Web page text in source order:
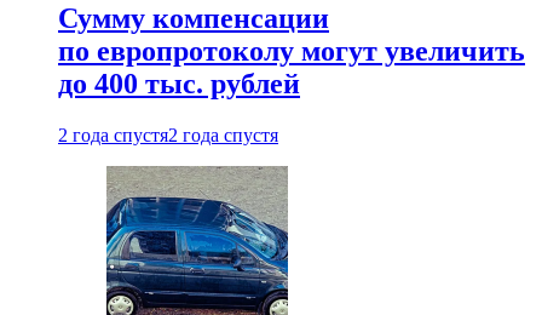
Сумму компенсации
по европротоколу могут увеличить
до 400 тыс. рублей
2 года спустя2 года спустя